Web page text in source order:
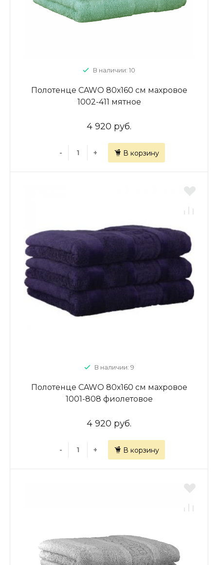
В наличии: 10
Полотенце CAWO 80х160 см махровое
1002-411 мятное
4 920 руб.
- + В корзину
В наличии: 9
Полотенце CAWO 80х160 см махровое
1001-808 фиолетовое
4 920 руб.
- + В корзину